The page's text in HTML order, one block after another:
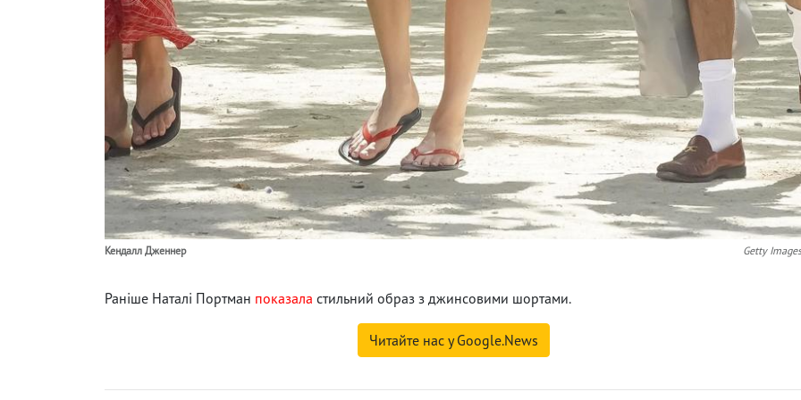
Кендалл Дженнер Getty Images
Раніше Наталі Портман показала стильний образ з джинсовими шортами.
Читайте нас у Google.News